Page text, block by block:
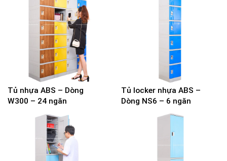
Tủ nhựa ABS – Dòng
W300 – 24 ngăn
Tủ locker nhựa ABS –
Dòng NS6 – 6 ngăn